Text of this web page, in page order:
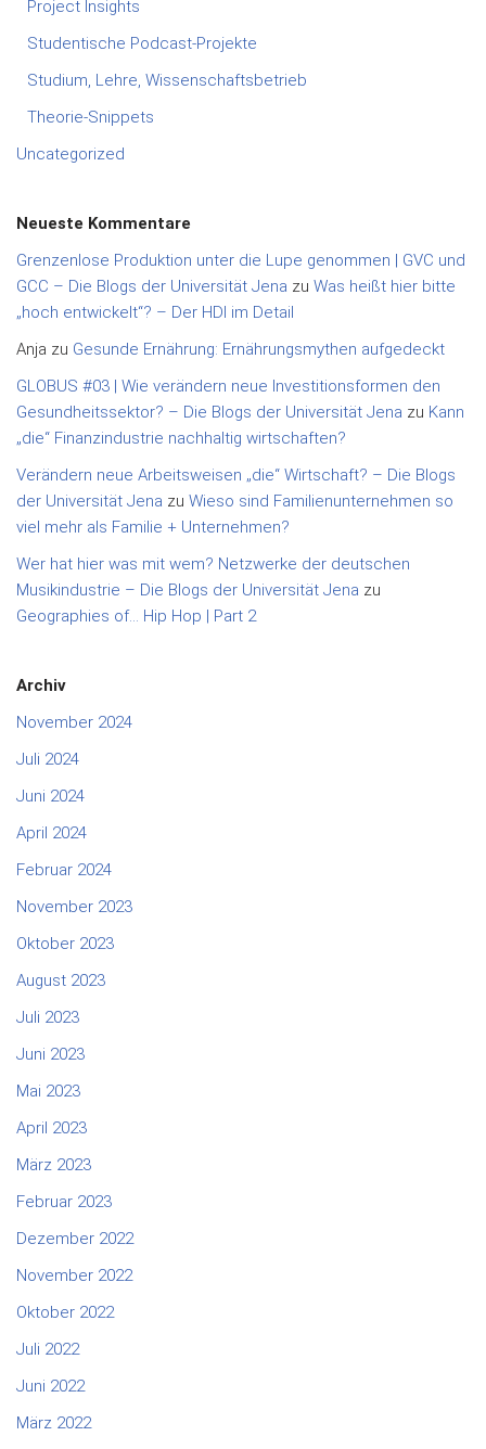
Project Insights
Studentische Podcast-Projekte
Studium, Lehre, Wissenschaftsbetrieb
Theorie-Snippets
Uncategorized
Neueste Kommentare
Grenzenlose Produktion unter die Lupe genommen | GVC und
GCC – Die Blogs der Universität Jena zu Was heißt hier bitte
„hoch entwickelt“? – Der HDI im Detail
Anja zu Gesunde Ernährung: Ernährungsmythen aufgedeckt
GLOBUS #03 | Wie verändern neue Investitionsformen den
Gesundheitssektor? – Die Blogs der Universität Jena zu Kann
„die“ Finanzindustrie nachhaltig wirtschaften?
Verändern neue Arbeitsweisen „die“ Wirtschaft? – Die Blogs
der Universität Jena zu Wieso sind Familienunternehmen so
viel mehr als Familie + Unternehmen?
Wer hat hier was mit wem? Netzwerke der deutschen
Musikindustrie – Die Blogs der Universität Jena zu
Geographies of… Hip Hop | Part 2
Archiv
November 2024
Juli 2024
Juni 2024
April 2024
Februar 2024
November 2023
Oktober 2023
August 2023
Juli 2023
Juni 2023
Mai 2023
April 2023
März 2023
Februar 2023
Dezember 2022
November 2022
Oktober 2022
Juli 2022
Juni 2022
März 2022